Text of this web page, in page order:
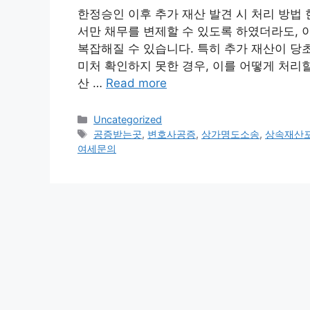
한정승인 이후 추가 재산 발견 시 처리 방법
서만 채무를 변제할 수 있도록 하였더라도,
복잡해질 수 있습니다. 특히 추가 재산이 당
미처 확인하지 못한 경우, 이를 어떻게 처리
산 … Read more
Categories
Uncategorized
Tags
공증받는곳, 변호사공증,상가명도소송,상속재산
여세문의